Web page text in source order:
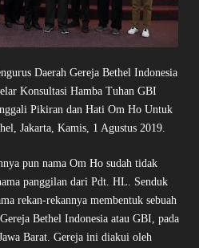
Daerah Gereja Bethel Indonesia
Konsultasi Hamba Tuhan GBI
Pikiran dan Hati Om Ho Untuk
Jakarta, Kamis, 1 Agustus 2019.
pun nama Om Ho sudah tidak
panggilan dari Pdt. HL. Senduk
rekan-rekannya membentuk sebuah
Bethel Indonesia atau GBI, pada
Barat. Gereja ini diakui oleh